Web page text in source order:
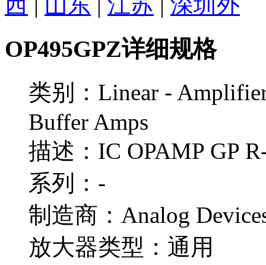
西 | 山东 | 江苏 | 深圳外
OP495GPZ详细规格
类别：Linear -
Buffer Amps
描述：IC OPAMP GP
系列：-
制造商：Analog
放大器类型：通用